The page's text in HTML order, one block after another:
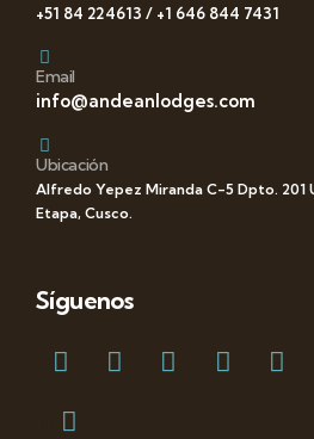
+51 84 224613 / +1 646 844 7431
Email
info@andeanlodges.com
Ubicación
Alfredo Yepez Miranda C-5 Dpto. 201
Etapa, Cusco.
Síguenos